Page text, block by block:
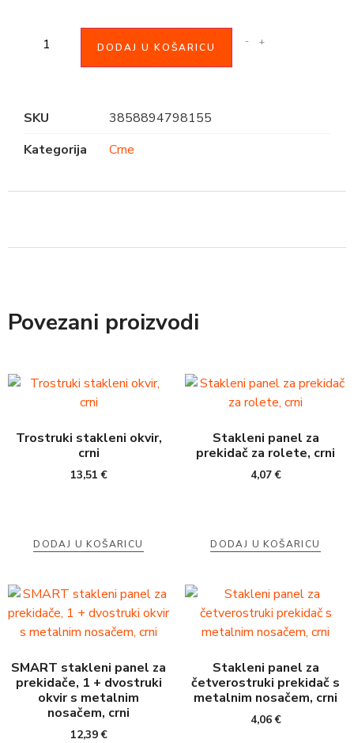
- +
DODAJ U KOŠARICU
SKU
3858894798155
Kategorija
Crne
Povezani proizvodi
Trostruki stakleni okvir,
crni
13,51€
DODAJ U KOŠARICU
Stakleni panel za
prekidač za rolete, crni
4,07€
DODAJ U KOŠARICU
SMART stakleni panel za
prekidače, 1 + dvostruki
okvir s metalnim
nosačem, crni
12,39€
Stakleni panel za
četverostruki prekidač s
metalnim nosačem, crni
4,06€